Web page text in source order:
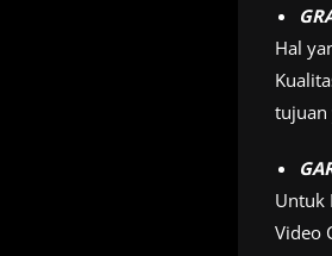
Hal
tujuan
Untuk
Video